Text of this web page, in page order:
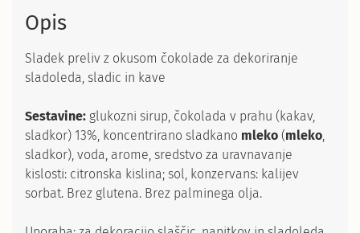
Opis
Sladek preliv z okusom čokolade za dekoriranje
sladoleda, sladic in kave
Sestavine: glukozni sirup, čokolada v prahu (kakav,
sladkor) 13%, koncentrirano sladkano mleko (mleko,
sladkor), voda, arome, sredstvo za uravnavanje
kislosti: citronska kislina; sol, konzervans: kalijev
sorbat. Brez glutena. Brez palminega olja.